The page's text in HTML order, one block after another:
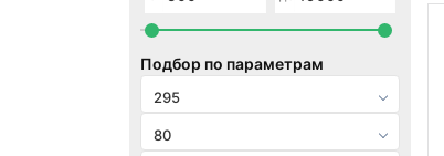
Подбор по параметрам
295
80